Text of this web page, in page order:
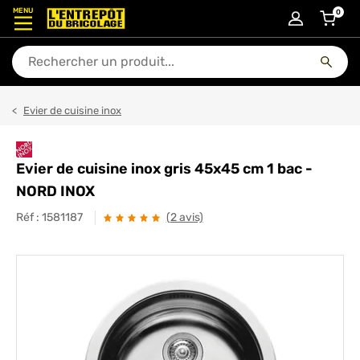
MENU
En quoi puis-je vous aider ?
0article
Evier de cuisine inox
Evier de cuisine inox gris 45x45 cm 1 bac -
NORD INOX
Réf : 1581187 (2 avis)